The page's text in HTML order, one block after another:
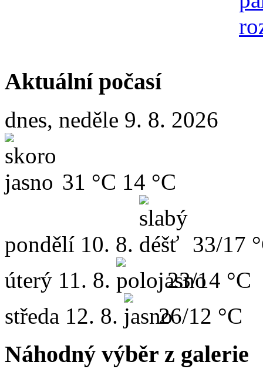
Aktuální počasí
dnes, neděle 9. 8. 2026
31 °C 14 °C
pondělí 10. 8.
33/17
úterý 11. 8.
23/14 °C
středa 12. 8. 26/12 °C
Náhodný výběr z galerie